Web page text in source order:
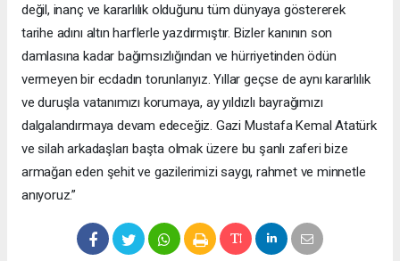
değil, inanç ve kararlılık olduğunu tüm dünyaya göstererek
tarihe adını altın harflerle yazdırmıştır. Bizler kanının son
damlasına kadar bağımsızlığından ve hürriyetinden ödün
vermeyen bir ecdadın torunlarıyız. Yıllar geçse de aynı kararlılık
ve duruşla vatanımızı korumaya, ay yıldızlı bayrağımızı
dalgalandırmaya devam edeceğiz. Gazi Mustafa Kemal Atatürk
ve silah arkadaşları başta olmak üzere bu şanlı zaferi bize
armağan eden şehit ve gazilerimizi saygı, rahmet ve minnetle
anıyoruz.”